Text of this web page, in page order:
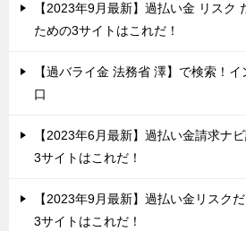
【2023年9月最新】過払い金 リスク
ための3サイトはこれだ！
【過バライ金 法務省 澤】で検索！
口
【2023年6月最新】過払い金請求ナ
3サイトはこれだ！
【2023年9月最新】過払い金リスク
3サイトはこれだ！